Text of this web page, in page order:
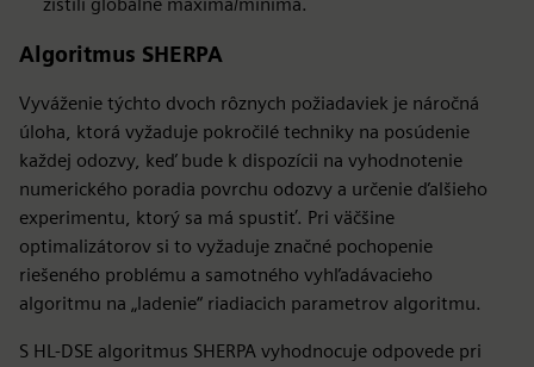
Algoritmus SHERPA
Vyváženie týchto dvoch rôznych požiadaviek je náročná
úloha, ktorá vyžaduje pokročilé techniky na posúdenie
každej odozvy, keď bude k dispozícii na vyhodnotenie
numerického poradia povrchu odozvy a určenie ďalšieho
experimentu, ktorý sa má spustiť. Pri väčšine
optimalizátorov si to vyžaduje značné pochopenie
riešeného problému a samotného vyhľadávacieho
algoritmu na „ladenie“ riadiacich parametrov algoritmu.
S HL-DSE algoritmus SHERPA vyhodnocuje odpovede pri